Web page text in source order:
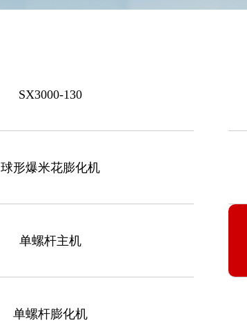
SX3000-130
球形爆米花膨化机
单螺杆主机
单螺杆膨化机